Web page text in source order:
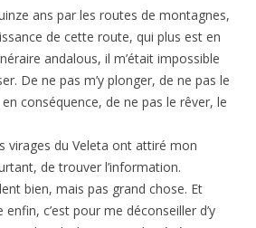
ans par les routes de montagnes,
de cette route, qui plus est en
andalous, il m’était impossible
De ne pas m’y plonger, de ne pas le
conséquence, de ne pas le rêver, le
virages du Veleta ont attiré mon
de trouver l’information.
bien, mais pas grand chose. Et
enfin, c’est pour me déconseiller d’y